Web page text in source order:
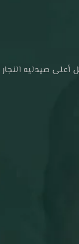
فيصل أعلى صيدليه النجار